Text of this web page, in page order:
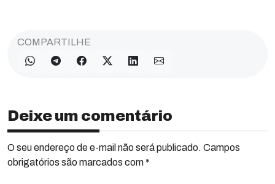
COMPARTILHE
Deixe um comentário
O seu endereço de e-mail não será publicado. Campos
obrigatórios são marcados com *